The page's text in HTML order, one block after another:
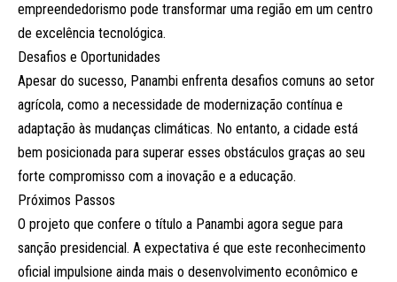
empreendedorismo pode transformar uma região em um centro
de excelência tecnológica.
Desafios e Oportunidades
Apesar do sucesso, Panambi enfrenta desafios comuns ao setor
agrícola, como a necessidade de modernização contínua e
adaptação às mudanças climáticas. No entanto, a cidade está
bem posicionada para superar esses obstáculos graças ao seu
forte compromisso com a inovação e a educação.
Próximos Passos
O projeto que confere o título a Panambi agora segue para
sanção presidencial. A expectativa é que este reconhecimento
oficial impulsione ainda mais o desenvolvimento econômico e